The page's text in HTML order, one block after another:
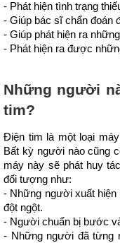
- Phát hiện tình trạng
- Giúp bác sĩ chẩn đoán
- Giúp phát hiện ra
- Phát hiện ra được
Những người
tim?
Điện tim là một loại
Bất kỳ người nào cũng
máy này sẽ phát huy
đối tượng như:
- Những người xuất
đột ngột.
- Người chuẩn bị bước
- Những người đã từng